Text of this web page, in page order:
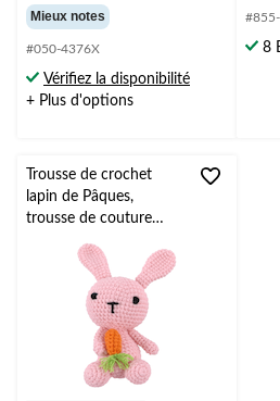
étoile(s)
sur
5.
16
évaluations
Mieux notes
#050-4376X
Vérifiez la disponibilité
+ Plus d'options
5.
8
Trousse de crochet
lapin de Pâques,
trousse de couture
avec fils pour Pâques, 4
ans et plus